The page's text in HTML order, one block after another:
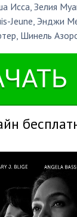
Исса,Зелия
Jeune,Энджи
, Шинель